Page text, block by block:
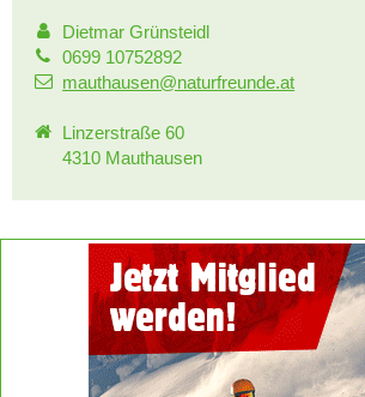
Dietmar Grünsteidl
0699 10752892
mauthausen@naturfreunde.at
Linzerstraße 60
4310 Mauthausen